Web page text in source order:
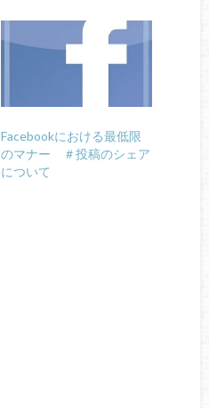
Facebookにおける最低限
のマナー ＃投稿のシェア
について